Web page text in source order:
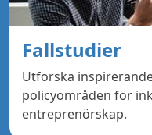
Fallstudier
Utforska
policyområden för
entreprenörskap.